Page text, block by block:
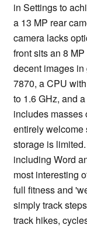
in Settings to
a 13 MP rear
camera lacks
front sits an 8
decent images
7870, a CPU
to 1.6 GHz, and
includes masses
entirely welcome
storage is
including Word
most interesting
full fitness and
simply track
track hikes,